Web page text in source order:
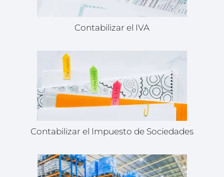
Contabilizar el IVA
Contabilizar el Impuesto de Sociedades